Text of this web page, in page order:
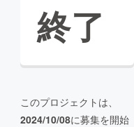
終了
このプロジェクトは、
2024/10/08に募集を開始